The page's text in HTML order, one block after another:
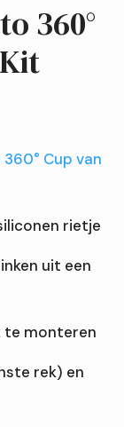
360°
Cup van
rietje
uit een
te monteren
rek) en